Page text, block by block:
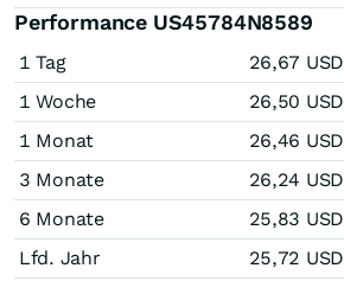
Performance US45784N8589
1 Tag 26,67 USD
1 Woche
26,50 USD
1 Monat
26,46 USD
3 Monate
26,24 USD
6 Monate
25,83 USD
Lfd. Jahr
25,72 USD